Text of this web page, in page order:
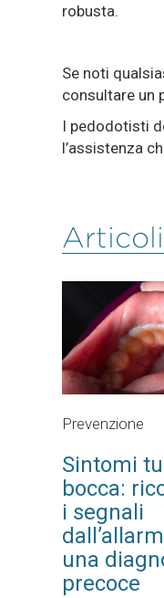
robusta.
Se noti
consultare un
I pedodotisti
l’assistenza
Prevenzione
Sintomi
bocca:
i segnali
una
precoce